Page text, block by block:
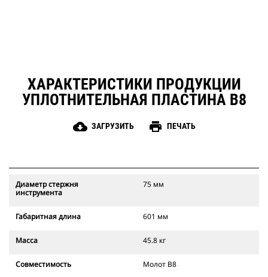
ХАРАКТЕРИСТИКИ ПРОДУКЦИИ
УПЛОТНИТЕЛЬНАЯ ПЛАСТИНА B8
cloud_download ЗАГРУЗИТЬ print ПЕЧАТЬ
Диаметр стержня
инструмента
75 мм
Габаритная длина 601 мм
Масса 45.8 кг
Совместимость Молот B8